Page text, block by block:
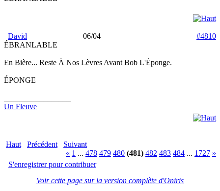
David 06/04
#4810
ÉBRANLABLE
En Bière... Reste À Nos Lèvres Avant Bob L'Éponge.
ÉPONGE
Un Fleuve
Haut Précédent
Suivant
« 1 ... 478 479 480 (481) 482 483 484 ... 1727 »
S'enregistrer pour contribuer
Voir cette page sur la version complète d'Oniris